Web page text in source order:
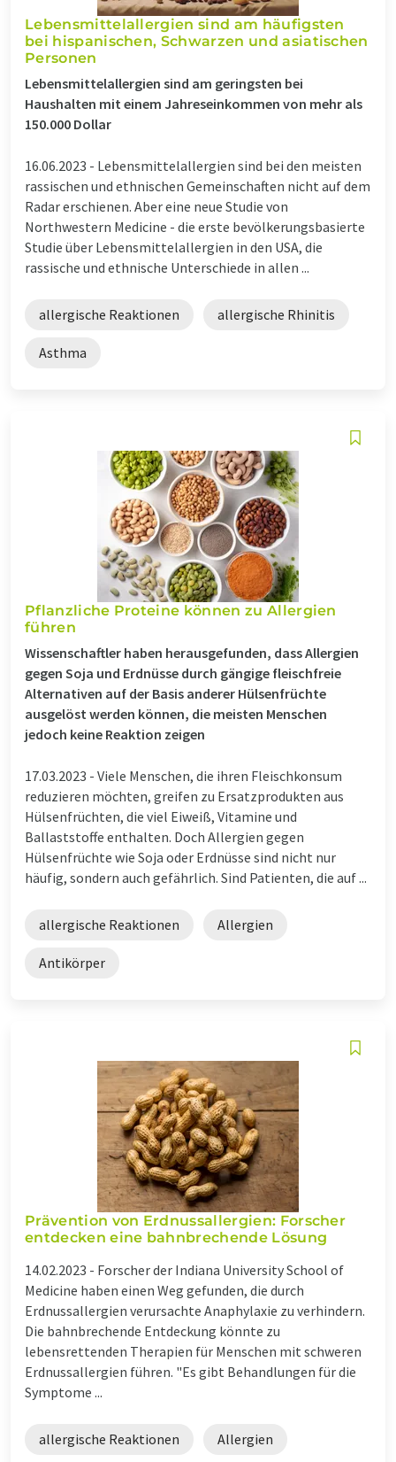
Lebensmittelallergien sind am häufigsten
bei hispanischen, Schwarzen und asiatischen
Personen
Lebensmittelallergien sind am geringsten bei
Haushalten mit einem Jahreseinkommen von mehr als
150.000 Dollar
16.06.2023 - Lebensmittelallergien sind bei den meisten
rassischen und ethnischen Gemeinschaften nicht auf dem
Radar erschienen. Aber eine neue Studie von
Northwestern Medicine - die erste bevölkerungsbasierte
Studie über Lebensmittelallergien in den USA, die
rassische und ethnische Unterschiede in allen ...
allergische Reaktionen allergische Rhinitis
Asthma
Pflanzliche Proteine können zu Allergien
führen
Wissenschaftler haben herausgefunden, dass Allergien
gegen Soja und Erdnüsse durch gängige fleischfreie
Alternativen auf der Basis anderer Hülsenfrüchte
ausgelöst werden können, die meisten Menschen
jedoch keine Reaktion zeigen
17.03.2023 - Viele Menschen, die ihren Fleischkonsum
reduzieren möchten, greifen zu Ersatzprodukten aus
Hülsenfrüchten, die viel Eiweiß, Vitamine und
Ballaststoffe enthalten. Doch Allergien gegen
Hülsenfrüchte wie Soja oder Erdnüsse sind nicht nur
häufig, sondern auch gefährlich. Sind Patienten, die auf ...
allergische Reaktionen Allergien
Antikörper
Prävention von Erdnussallergien: Forscher
entdecken eine bahnbrechende Lösung
14.02.2023 - Forscher der Indiana University School of
Medicine haben einen Weg gefunden, die durch
Erdnussallergien verursachte Anaphylaxie zu verhindern.
Die bahnbrechende Entdeckung könnte zu
lebensrettenden Therapien für Menschen mit schweren
Erdnussallergien führen. "Es gibt Behandlungen für die
Symptome ...
allergische Reaktionen Allergien